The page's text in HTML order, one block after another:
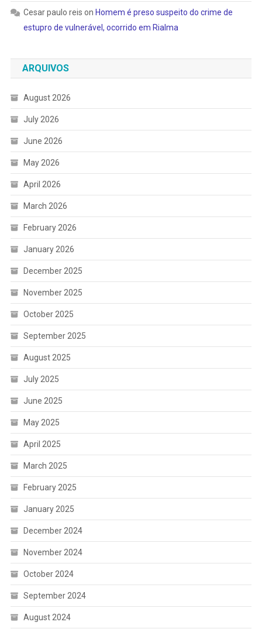
Cesar paulo reis on Homem é preso suspeito do crime de
estupro de vulnerável, ocorrido em Rialma
ARQUIVOS
August 2026
July 2026
June 2026
May 2026
April 2026
March 2026
February 2026
January 2026
December 2025
November 2025
October 2025
September 2025
August 2025
July 2025
June 2025
May 2025
April 2025
March 2025
February 2025
January 2025
December 2024
November 2024
October 2024
September 2024
August 2024